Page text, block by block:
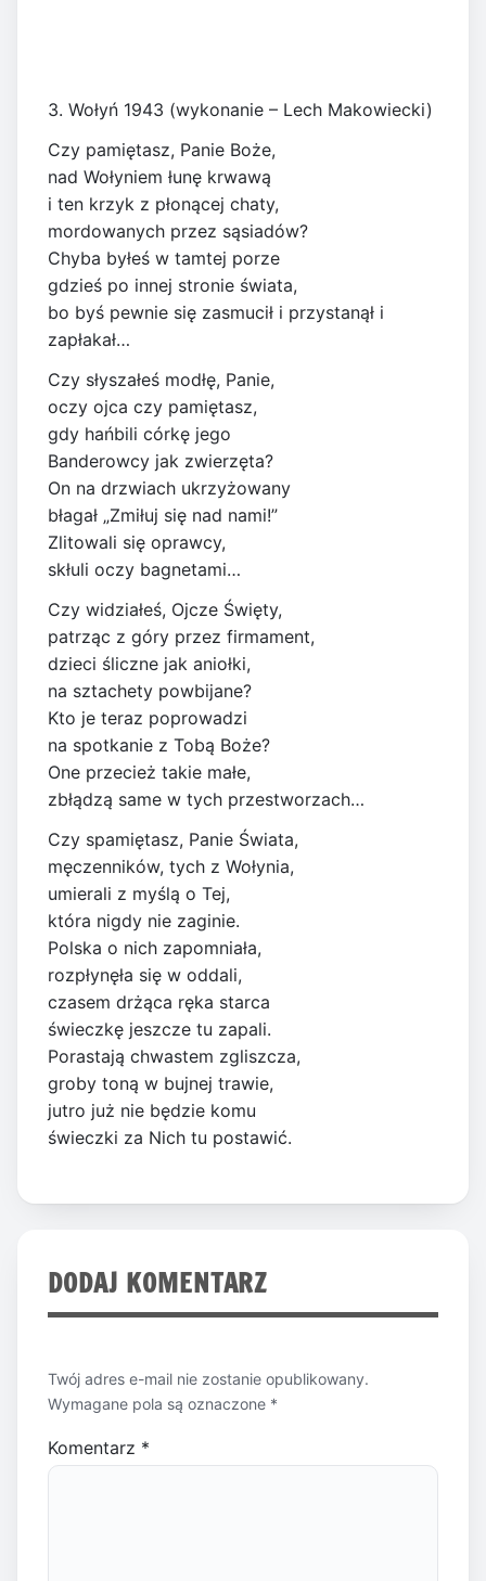
3. Wołyń 1943 (wykonanie – Lech Makowiecki)
Czy pamiętasz, Panie Boże,
nad Wołyniem łunę krwawą
i ten krzyk z płonącej chaty,
mordowanych przez sąsiadów?
Chyba byłeś w tamtej porze
gdzieś po innej stronie świata,
bo byś pewnie się zasmucił i przystanął i
zapłakał…
Czy słyszałeś modłę, Panie,
oczy ojca czy pamiętasz,
gdy hańbili córkę jego
Banderowcy jak zwierzęta?
On na drzwiach ukrzyżowany
błagał „Zmiłuj się nad nami!”
Zlitowali się oprawcy,
skłuli oczy bagnetami…
Czy widziałeś, Ojcze Święty,
patrząc z góry przez firmament,
dzieci śliczne jak aniołki,
na sztachety powbijane?
Kto je teraz poprowadzi
na spotkanie z Tobą Boże?
One przecież takie małe,
zbłądzą same w tych przestworzach…
Czy spamiętasz, Panie Świata,
męczenników, tych z Wołynia,
umierali z myślą o Tej,
która nigdy nie zaginie.
Polska o nich zapomniała,
rozpłynęła się w oddali,
czasem drżąca ręka starca
świeczkę jeszcze tu zapali.
Porastają chwastem zgliszcza,
groby toną w bujnej trawie,
jutro już nie będzie komu
świeczki za Nich tu postawić.
DODAJ KOMENTARZ
Twój adres e-mail nie zostanie opublikowany.
Wymagane pola są oznaczone *
Komentarz *